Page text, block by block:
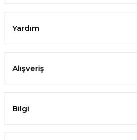
Yardım
Alışveriş
Bilgi